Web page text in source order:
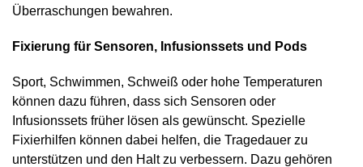
Überraschungen bewahren.
Fixierung für Sensoren, Infusionssets und Pods
Sport, Schwimmen, Schweiß oder hohe Temperaturen
können dazu führen, dass sich Sensoren oder
Infusionssets früher lösen als gewünscht. Spezielle
Fixierhilfen können dabei helfen, die Tragedauer zu
unterstützen und den Halt zu verbessern. Dazu gehören